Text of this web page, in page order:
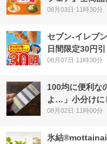
08月03日 11時30分
セブン‐イレブ
日間限定30円
08月07日 11時30分
100均に便利な
よ…」小分けに
08月02日 11時00分
氷結®mottainai